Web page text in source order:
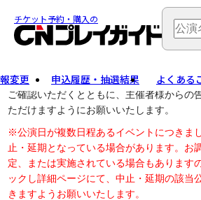
チケット予約・購入の
変更 申込履歴・抽選結果 よくある
公演中止に伴う払戻し・延期等のご案内は
ご確認いただくとともに、主催者様からの
ただけますようにお願いいたします。
※公演日が複数日程あるイベントにつきま
止・延期となっている場合があります。お
定、または実施されている場合もあります
ックし詳細ページにて、中止・延期の該当
きますようお願いいたします。